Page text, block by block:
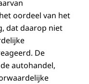
oordeel van het
dat daarop niet
De
autohandel,